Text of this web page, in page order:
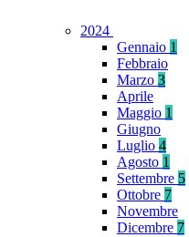
2024
Gennaio 1
Febbraio
Marzo 3
Aprile
Maggio 1
Giugno
Luglio 4
Agosto 1
Settembre 5
Ottobre 7
Novembre
Dicembre 7